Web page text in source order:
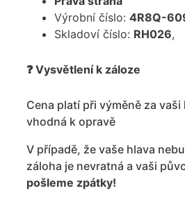
Výrobní číslo: 4R8Q-
Skladoví číslo: RH026,
❓ Vysvětlení k záloze
Cena platí při výměně za
vhodná k opravě
V případě, že vaše hlava
záloha je nevratná a vaši
pošleme zpátky!